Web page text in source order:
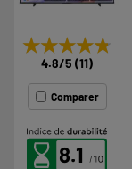
★★★★★
★★★★★
4.8/5 (11)
Comparer
8.1